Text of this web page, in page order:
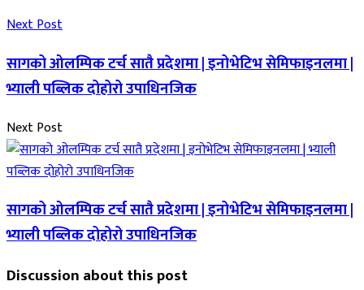
Next Post
सागको ओलम्पिक टर्च सातै प्रदेशमा | इनोभेटिभ सेमिफाइनलमा |
भ्याली पब्लिक दोहोरो उपाधिनजिक
Next Post
सागको ओलम्पिक टर्च सातै प्रदेशमा | इनोभेटिभ सेमिफाइनलमा |
भ्याली पब्लिक दोहोरो उपाधिनजिक
Discussion about this post